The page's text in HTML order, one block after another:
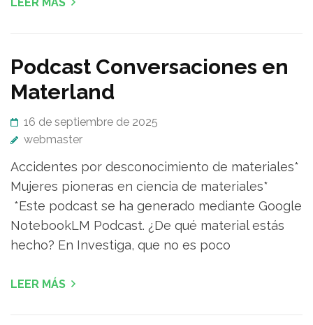
LEER MÁS
Podcast Conversaciones en
Materland
16 de septiembre de 2025
webmaster
Accidentes por desconocimiento de materiales*
Mujeres pioneras en ciencia de materiales*
*Este podcast se ha generado mediante Google
NotebookLM Podcast. ¿De qué material estás
hecho? En Investiga, que no es poco
LEER MÁS